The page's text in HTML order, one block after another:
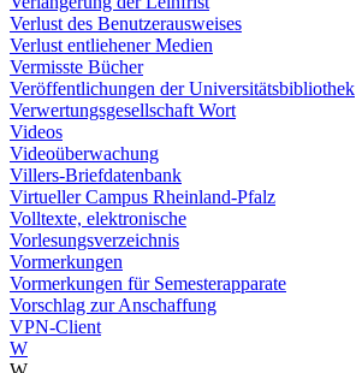
Verlust des Benutzerausweises
Verlust entliehener Medien
Vermisste Bücher
Veröffentlichungen der Universitätsbibliothek
Verwertungsgesellschaft Wort
Videos
Videoüberwachung
Villers-Briefdatenbank
Virtueller Campus Rheinland-Pfalz
Volltexte, elektronische
Vorlesungsverzeichnis
Vormerkungen
Vormerkungen für Semesterapparate
Vorschlag zur Anschaffung
VPN-Client
W